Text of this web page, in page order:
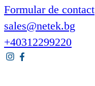
Formular de contact
sales@netek.bg
+40312299220